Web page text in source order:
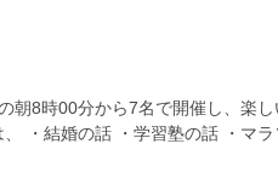
朝8時00分から7名で開催し、楽
・結婚の話 ・学習塾の話 ・マ